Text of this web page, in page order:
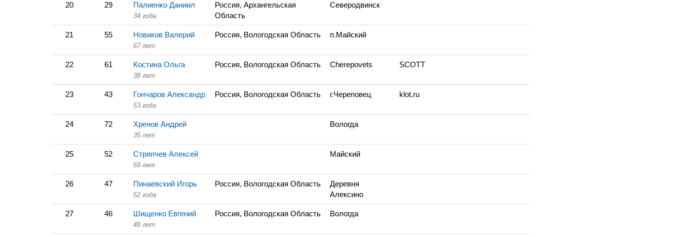
20 29 Палиенко Даниил
34 года
Россия, Архангельская
Область
Северодвинск
21 55 Новиков Валерий
67 лет
Россия, Вологодская Область п.Майский
22 61 Костина Ольга
38 лет
Россия, Вологодская Область Cherepovets SCOTT
23 43 Гончаров Александр
53 года
Россия, Вологодская Область г.Череповец klot.ru
24 72 Хренов Андрей
35 лет
Вологда
25 52 Стряпчев Алексей
69 лет
Майский
26 47 Пинаевский Игорь
52 года
Россия, Вологодская Область
Деревня
Алексино
27 46 Шищенко Евгений
48 лет
Россия, Вологодская Область Вологда